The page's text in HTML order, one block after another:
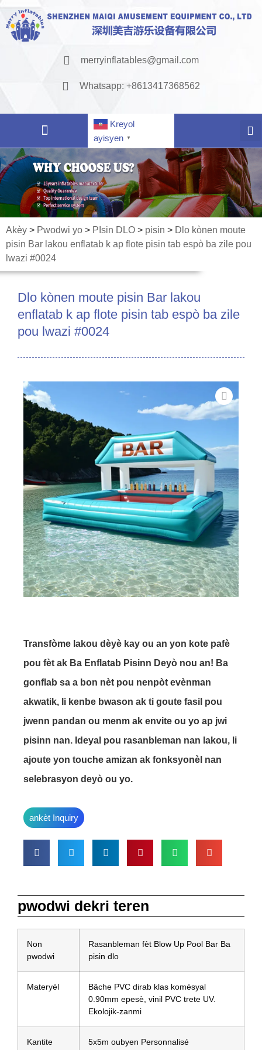
merryinflatables@gmail.com
Whatsapp: +8613417368562
Kreyol
ayisyen
▼
Akèy > Pwodwi yo > PIsin DLO > pisin > Dlo kònen moute
pisin Bar lakou enflatab k ap flote pisin tab espò ba zile pou
lwazi #0024
Dlo kònen moute pisin Bar lakou
enflatab k ap flote pisin tab espò ba zile
pou lwazi #0024
Transfòme lakou dèyè kay ou an yon kote pafè
pou fèt ak Ba Enflatab Pisinn Deyò nou an! Ba
gonflab sa a bon nèt pou nenpòt evènman
akwatik, li kenbe bwason ak ti goute fasil pou
jwenn pandan ou menm ak envite ou yo ap jwi
pisinn nan. Ideyal pou rasanbleman nan lakou, li
ajoute yon touche amizan ak fonksyonèl nan
selebrasyon deyò ou yo.
ankèt Inquiry
pwodwi dekri teren
Non
pwodwi
Rasanbleman fèt Blow Up Pool Bar Ba
pisin dlo
Materyèl
Bâche PVC dirab klas komèsyal
0.90mm epesè, vinil PVC trete UV.
Ekolojik-zanmi
Kantite
5x5m oubyen Personnalisé